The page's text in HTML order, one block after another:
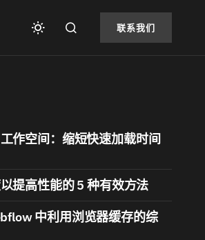
联系我们
作空间：缩短快速加载时间
提高性能的 5 种有效方法
中利用浏览器缓存的综